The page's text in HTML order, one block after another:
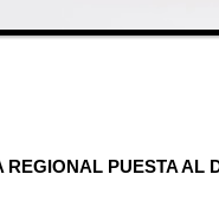
REGIONAL PUESTA AL